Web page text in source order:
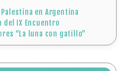
Palestina en Argentina
IX Encuentro
“La luna con gatillo”